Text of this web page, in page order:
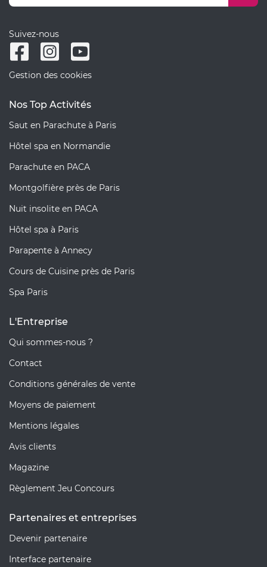
Suivez-nous
Gestion des cookies
Nos Top Activités
Saut en Parachute à Paris
Hôtel spa en Normandie
Parachute en PACA
Montgolfière près de Paris
Nuit insolite en PACA
Hôtel spa à Paris
Parapente à Annecy
Cours de Cuisine près de Paris
Spa Paris
L'Entreprise
Qui sommes-nous ?
Contact
Conditions générales de vente
Moyens de paiement
Mentions légales
Avis clients
Magazine
Règlement Jeu Concours
Partenaires et entreprises
Devenir partenaire
Interface partenaire